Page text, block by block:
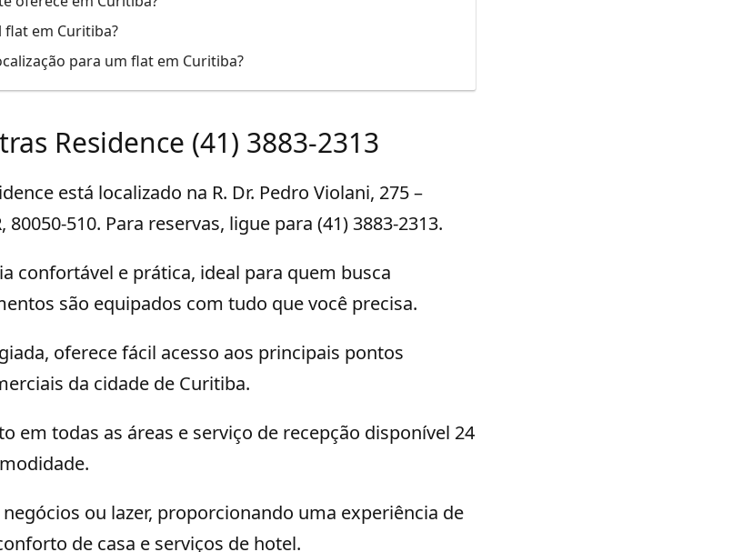
em Curitiba?
para um flat em Curitiba?
Residence (41) 3883-2313
está localizado na R. Dr. Pedro Violani, 275 –
80050-510. Para reservas, ligue para (41) 3883-2313.
confortável e prática, ideal para quem busca
são equipados com tudo que você precisa.
oferece fácil acesso aos principais pontos
da cidade de Curitiba.
em todas as áreas e serviço de recepção disponível 24
ou lazer, proporcionando uma experiência de
de casa e serviços de hotel.